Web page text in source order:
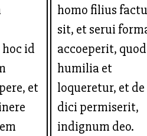
id
et
homo filius
sit, et serui
accoeperit, quod
humilia et
loqueretur, et de
dici permiserit,
indignum deo.